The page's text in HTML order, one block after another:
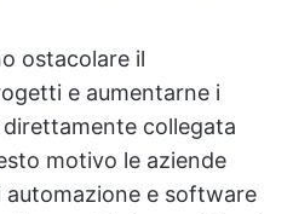
ostacolare il
e aumentarne i
collegata
motivo le aziende
e software